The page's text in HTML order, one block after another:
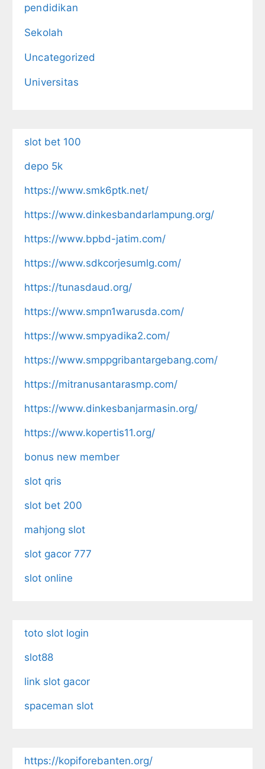
pendidikan
Sekolah
Uncategorized
Universitas
slot bet 100
depo 5k
https://www.smk6ptk.net/
https://www.dinkesbandarlampung.org/
https://www.bpbd-jatim.com/
https://www.sdkcorjesumlg.com/
https://tunasdaud.org/
https://www.smpn1warusda.com/
https://www.smpyadika2.com/
https://www.smppgribantargebang.com/
https://mitranusantarasmp.com/
https://www.dinkesbanjarmasin.org/
https://www.kopertis11.org/
bonus new member
slot qris
slot bet 200
mahjong slot
slot gacor 777
slot online
toto slot login
slot88
link slot gacor
spaceman slot
https://kopiforebanten.org/